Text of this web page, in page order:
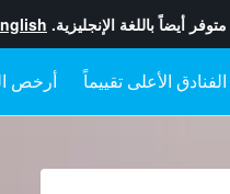
متوفر أيضاً باللغة الإنجليزية.
الفنادق الأعلى تقييماً أرخص